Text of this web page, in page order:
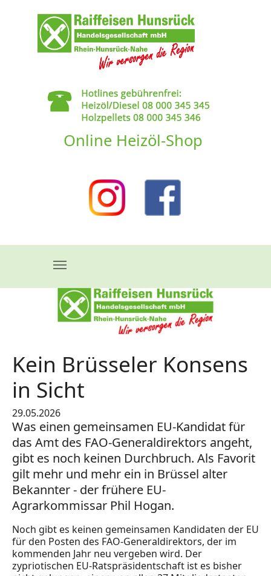
Online Heizöl-Shop
Kein Brüsseler Konsens
in Sicht
29.05.2026
Was einen gemeinsamen EU-Kandidat für
das Amt des FAO-Generaldirektors angeht,
gibt es noch keinen Durchbruch. Als Favorit
gilt mehr und mehr ein in Brüssel alter
Bekannter - der frühere EU-
Agrarkommissar Phil Hogan.
Noch gibt es keinen gemeinsamen Kandidaten der EU
für den Posten des FAO-Generaldirektors, der im
kommenden Jahr neu vergeben wird. Der
zypriotischen EU-Ratspräsidentschaft ist es bisher